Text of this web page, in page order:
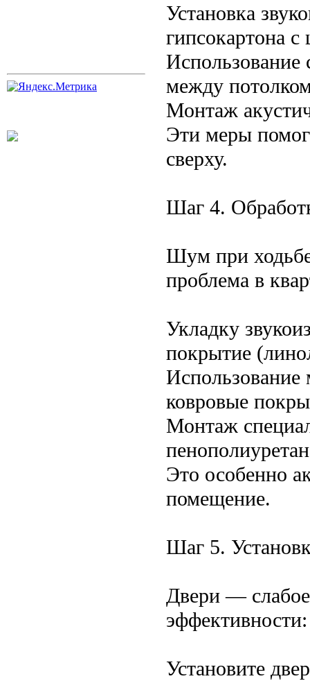
Установка
гипсокартона
между
Монтаж
Эти меры
сверху.
Шаг 4.
Шум при
проблема в
Укладку
покрытие
Использование
ковровые
Монтаж
Это особенно
помещение.
Шаг 5.
Двери —
эффективности:
Установите